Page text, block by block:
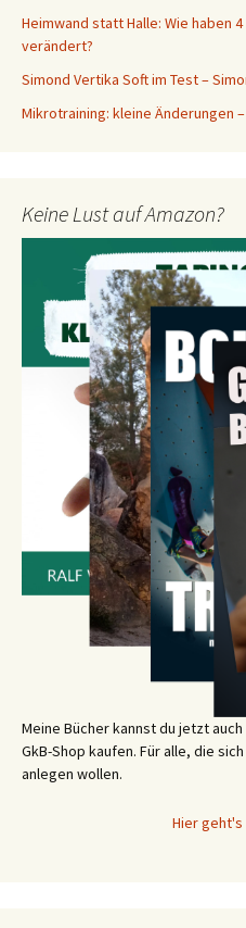
Heimwand statt Halle: Wie haben
verändert?
Simond Vertika Soft im Test –
Mikrotraining: kleine Änderungen
Keine Lust auf Amazon?
Meine Bücher kannst du jetzt
GkB-Shop kaufen. Für alle, die
anlegen wollen.
Hier geht's